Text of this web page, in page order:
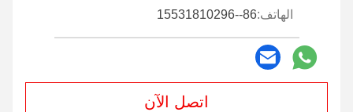
الهاتف:86--15531810296
اتصل الآن